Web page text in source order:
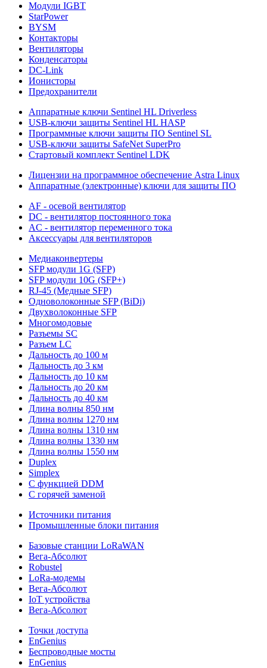
Модули IGBT
StarPower
BYSM
Контакторы
Вентиляторы
Конденсаторы
DC-Link
Ионисторы
Предохранители
Аппаратные ключи Sentinel HL Driverless
USB-ключи защиты Sentinel HL HASP
Программные ключи защиты ПО Sentinel SL
USB-ключи защиты SafeNet SuperPro
Стартовый комплект Sentinel LDK
Лицензии на программное обеспечение Astra Linux
Аппаратные (электронные) ключи для защиты ПО
AF - осевой вентилятор
DC - вентилятор постоянного тока
AC - вентилятор переменного тока
Аксессуары для вентиляторов
Медиаконвертеры
SFP модули 1G (SFP)
SFP модули 10G (SFP+)
RJ-45 (Медные SFP)
Одноволоконные SFP (BiDi)
Двухволоконные SFP
Многомодовые
Разъемы SC
Разъем LC
Дальность до 100 м
Дальность до 3 км
Дальность до 10 км
Дальность до 20 км
Дальность до 40 км
Длина волны 850 нм
Длина волны 1270 нм
Длина волны 1310 нм
Длина волны 1330 нм
Длина волны 1550 нм
Duplex
Simplex
С функцией DDM
С горячей заменой
Источники питания
Промышленные блоки питания
Базовые станции LoRaWAN
Вега-Абсолют
Robustel
LoRa-модемы
Вега-Абсолют
IoT устройства
Вега-Абсолют
Точки доступа
EnGenius
Беспроводные мосты
EnGenius